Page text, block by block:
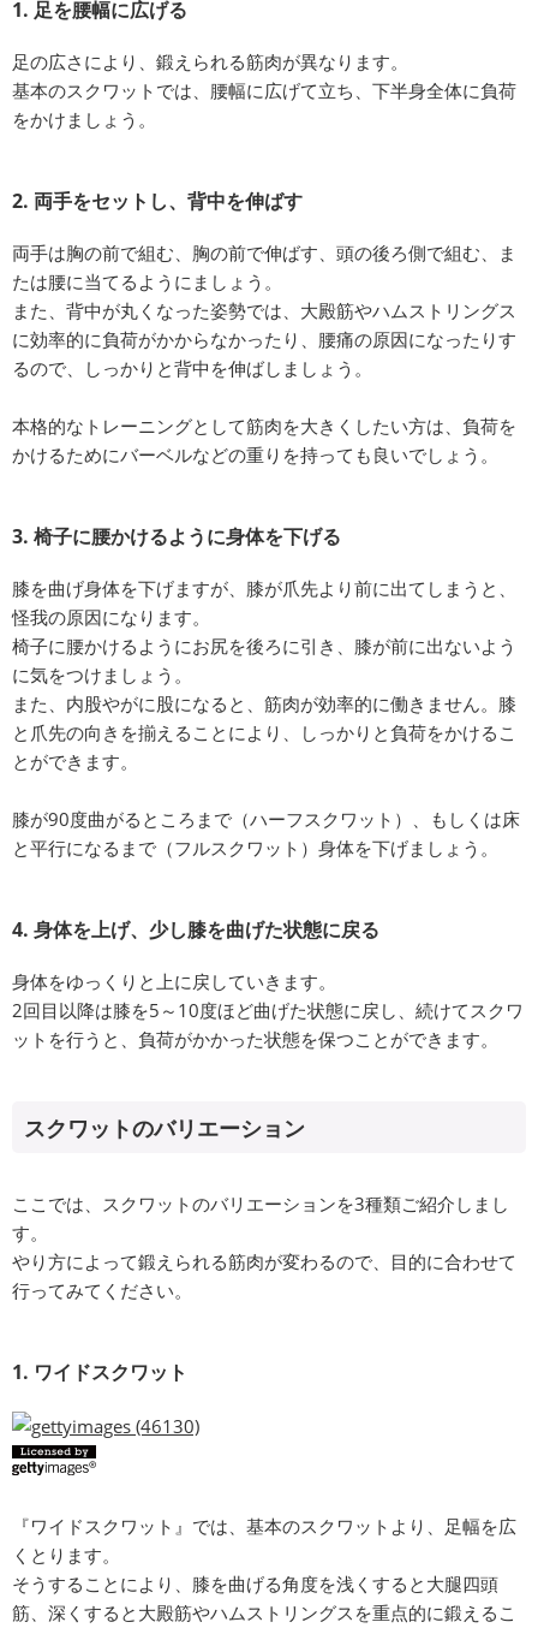
1. 足を腰幅に広げる
足の広さにより、鍛えられる筋肉が異なります。
基本のスクワットでは、腰幅に広げて立ち、下半身全体に負荷
をかけましょう。
2. 両手をセットし、背中を伸ばす
両手は胸の前で組む、胸の前で伸ばす、頭の後ろ側で組む、ま
たは腰に当てるようにましょう。
また、背中が丸くなった姿勢では、大殿筋やハムストリングス
に効率的に負荷がかからなかったり、腰痛の原因になったりす
るので、しっかりと背中を伸ばしましょう。
本格的なトレーニングとして筋肉を大きくしたい方は、負荷を
かけるためにバーベルなどの重りを持っても良いでしょう。
3. 椅子に腰かけるように身体を下げる
膝を曲げ身体を下げますが、膝が爪先より前に出てしまうと、
怪我の原因になります。
椅子に腰かけるようにお尻を後ろに引き、膝が前に出ないよう
に気をつけましょう。
また、内股やがに股になると、筋肉が効率的に働きません。膝
と爪先の向きを揃えることにより、しっかりと負荷をかけるこ
とができます。
膝が90度曲がるところまで（ハーフスクワット）、もしくは床
と平行になるまで（フルスクワット）身体を下げましょう。
4. 身体を上げ、少し膝を曲げた状態に戻る
身体をゆっくりと上に戻していきます。
2回目以降は膝を5～10度ほど曲げた状態に戻し、続けてスクワ
ットを行うと、負荷がかかった状態を保つことができます。
スクワットのバリエーション
ここでは、スクワットのバリエーションを3種類ご紹介しまし
す。
やり方によって鍛えられる筋肉が変わるので、目的に合わせて
行ってみてください。
1. ワイドスクワット
『ワイドスクワット』では、基本のスクワットより、足幅を広
くとります。
そうすることにより、膝を曲げる角度を浅くすると大腿四頭
筋、深くすると大殿筋やハムストリングスを重点的に鍛えるこ